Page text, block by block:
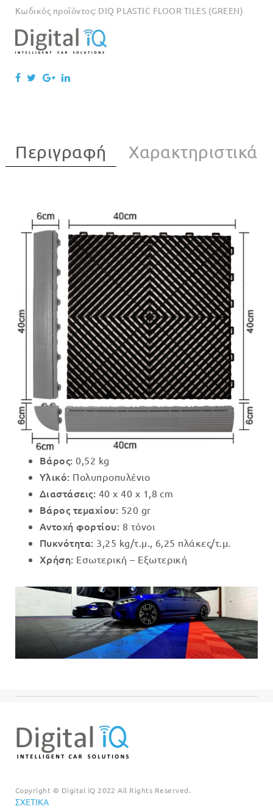
Κωδικός προϊόντος: DIQ PLASTIC FLOOR TILES (GREEN)
Περιγραφή Χαρακτηριστικά
Βάρος: 0,52 kg
Υλικό: Πολυπροπυλένιο
Διαστάσεις: 40 x 40 x 1,8 cm
Βάρος τεμαχίου: 520 gr
Αντοχή φορτίου: 8 τόνοι
Πυκνότητα: 3,25 kg/τ.μ., 6,25 πλάκες/τ.μ.
Χρήση: Εσωτερική – Εξωτερική
Copyright © Digital iQ 2022 All Rights Reserved.
ΣΧΕΤΙΚΆ